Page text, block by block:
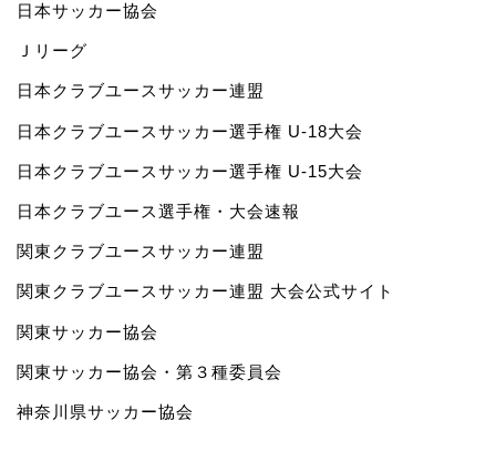
日本サッカー協会
Ｊリーグ
日本クラブユースサッカー連盟
日本クラブユースサッカー選手権 U-18大会
日本クラブユースサッカー選手権 U-15大会
日本クラブユース選手権・大会速報
関東クラブユースサッカー連盟
関東クラブユースサッカー連盟 大会公式サイト
関東サッカー協会
関東サッカー協会・第３種委員会
神奈川県サッカー協会